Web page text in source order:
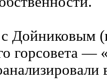
Дойниковым
горсовета